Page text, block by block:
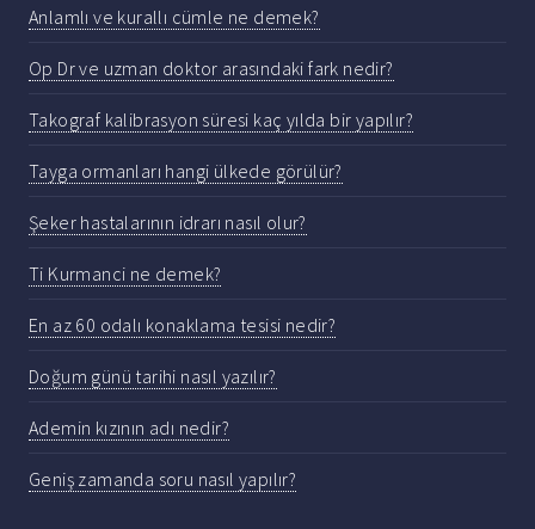
Anlamlı ve kurallı cümle ne demek?
Op Dr ve uzman doktor arasındaki fark nedir?
Takograf kalibrasyon süresi kaç yılda bir yapılır?
Tayga ormanları hangi ülkede görülür?
Şeker hastalarının idrarı nasıl olur?
Ti Kurmanci ne demek?
En az 60 odalı konaklama tesisi nedir?
Doğum günü tarihi nasıl yazılır?
Ademin kızının adı nedir?
Geniş zamanda soru nasıl yapılır?